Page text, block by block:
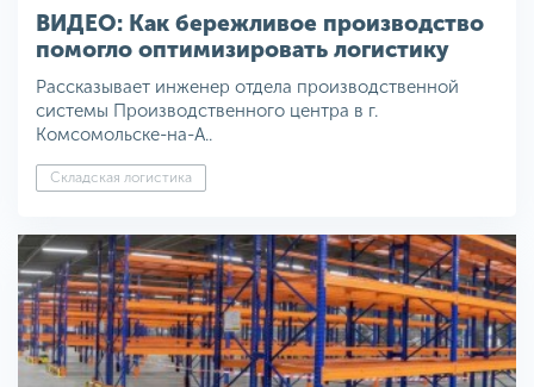
ВИДЕО: Как бережливое производство
помогло оптимизировать логистику
Рассказывает инженер отдела производственной
системы Производственного центра в г.
Комсомольске-на-А..
Складская логистика